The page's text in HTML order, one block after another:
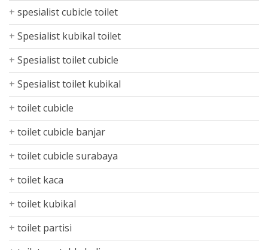
spesialist cubicle toilet
Spesialist kubikal toilet
Spesialist toilet cubicle
Spesialist toilet kubikal
toilet cubicle
toilet cubicle banjar
toilet cubicle surabaya
toilet kaca
toilet kubikal
toilet partisi